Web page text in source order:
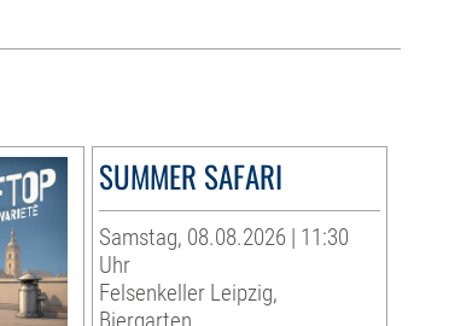
SUMMER SAFARI
Samstag, 08.08.2026 | 11:30
Uhr
Felsenkeller Leipzig,